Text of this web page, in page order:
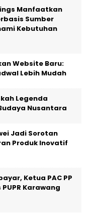
Manfaatkan
Sumber
Kebutuhan
Website Baru:
Lebih Mudah
Legenda
Nusantara
Jadi Sorotan
Produk Inovatif
Ketua PAC PP
Karawang